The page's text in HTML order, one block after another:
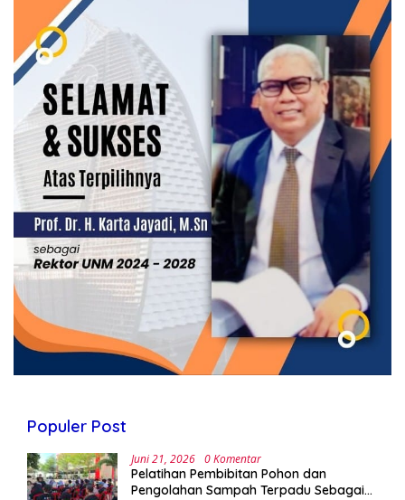
Populer Post
Juni 21, 2026 0 Komentar
Pelatihan Pembibitan Pohon dan
Pengolahan Sampah Terpadu Sebagai